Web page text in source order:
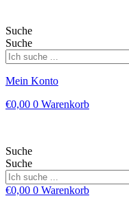
Suche
Suche
Mein Konto
€0,00 0 Warenkorb
Suche
Suche
€0,00 0 Warenkorb